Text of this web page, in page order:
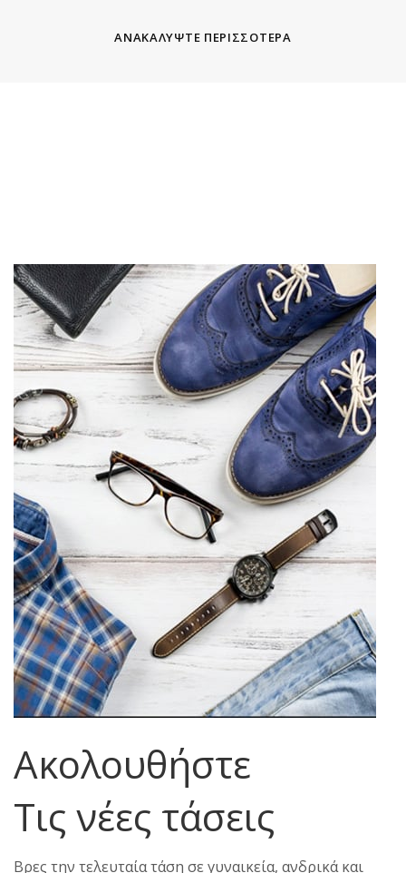
ΑΝΑΚΑΛΥΨΤΕ ΠΕΡΙΣΣΟΤΕΡΑ
Ακολουθήστε
Τις νέες τάσεις
Βρες την τελευταία τάση σε γυναικεία, ανδρικά και